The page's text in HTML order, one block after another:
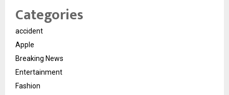
Categories
accident
Apple
Breaking News
Entertainment
Fashion